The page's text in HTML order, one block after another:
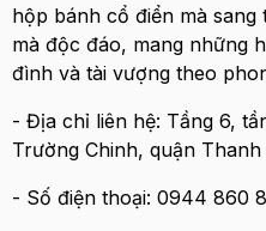
hộp bánh cổ điển mà
mà độc đáo, mang những
đình và tài vượng theo
- Địa chỉ liên hệ: Tầng 6,
Trường Chinh, quận
- Số điện thoại: 0944 860